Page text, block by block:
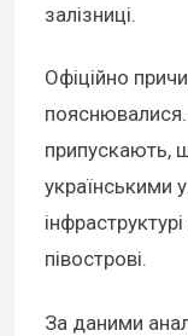
залізниці.
Офіційно
припускають,
українськими
півострові.
За даними